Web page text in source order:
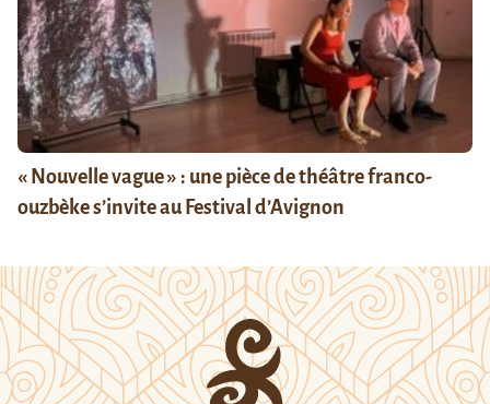
« Nouvelle vague » : une pièce de théâtre franco-
ouzbèke s’invite au Festival d’Avignon